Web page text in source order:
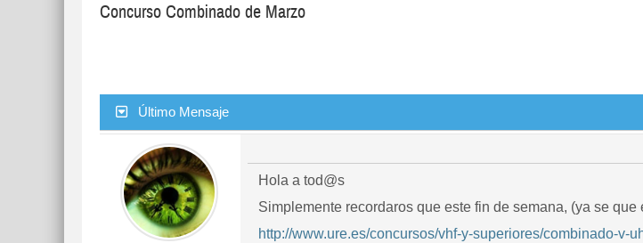
Concurso Combinado de Marzo
Último Mensaje
Hola a tod@s
Simplemente recordaros que este fin de semana, (ya se
http://www.ure.es/concursos/vhf-y-superiores/combinado-v-